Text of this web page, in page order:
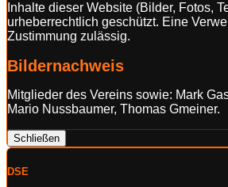
Inhalte dieser Website (Bilder, Fotos,
urheberrechtlich geschützt. Eine
Zustimmung zulässig.
Bildernachweis
Mitglieder des Vereins sowie: Mark
Mario Nussbaumer, Thomas Gmeiner.
Schließen
DSE